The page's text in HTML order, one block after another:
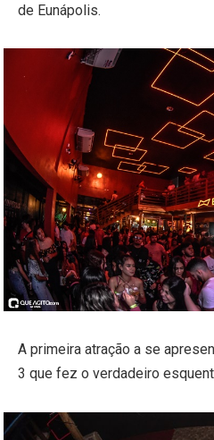
de Eunápolis.
A primeira atração a se
3 que fez o verdadeiro